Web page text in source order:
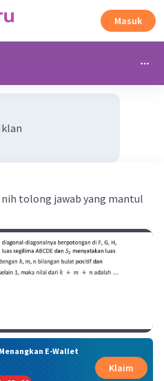
Masuk
nih tolong jawab yang mantul
E-Wallet
Klaim